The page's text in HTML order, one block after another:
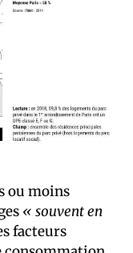
ou moins
« souvent en
facteurs